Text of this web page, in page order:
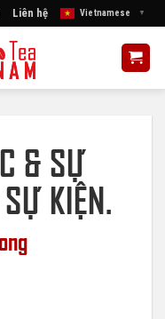
Liên hệ Vietnamese ▼
& SỰ
KIỆN.